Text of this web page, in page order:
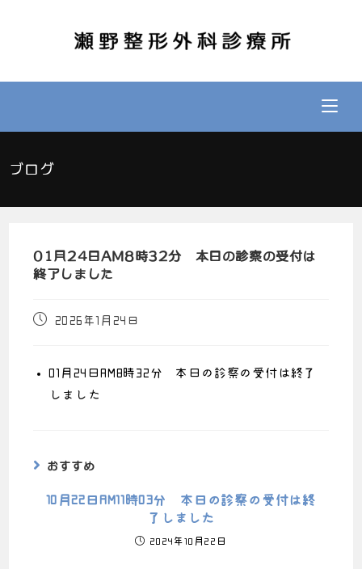
ブログ
01月24日AM8時32分 本日の診察の受付は
終了しました
2026年1月24日
01月24日AM8時32分 本日の診察の受付は終了
しました
おすすめ
10月22日AM11時03分 本日の診察の受付は終
了しました
2024年10月22日